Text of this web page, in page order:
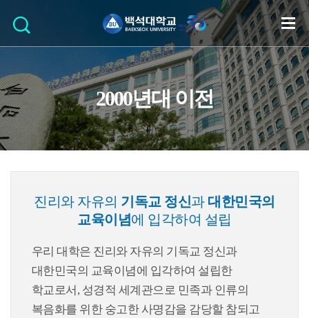
2000년대 이전
진리와 자유의 기독교 정신과 대한민국의
교육이념에 입각하여 설립
우리 대학은 진리와 자유의 기독교 정신과
대한민국의 교육이념에 입각하여 설립한
학교로서, 성경적 세계관으로 민족과 인류의
복음화를 위한 숭고한 사명감을 감당할 참되고